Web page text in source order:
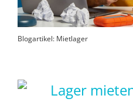
Blogartikel: Mietlager